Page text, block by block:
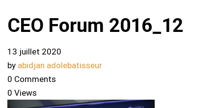
CEO Forum 2016_12
13 juillet 2020
by abidjan adolebatisseur
0 Comments
0 Views